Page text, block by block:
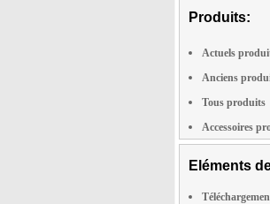
Produits:
Actuels
Anciens
Tous produits
Accessoires
Eléments